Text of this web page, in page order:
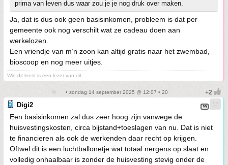
prima van leven dus waar zou je je nog druk over maken.
Ja, dat is dus ook geen basisinkomen, probleem is dat per
gemeente ook nog verschilt wat ze cadeau doen aan
werkelozen.
Een vriendje van m’n zoon kan altijd gratis naar het zwembad,
bioscoop en nog meer uitjes.
Wie dit leest is een lezer van dit
• zondag 14 september 2025 @ 12:07 • 20
Digi2
Een basisinkomen zal dus zeer hoog zijn vanwege de
huisvestingskosten, circa bijstand+toeslagen van nu. Dat is niet
te financieren als ook de werkenden daar recht op krijgen.
Oftwel dit is een luchtballonetje wat totaal nergens op slaat en
volledig onhaalbaar is zonder de huisvesting stevig onder de